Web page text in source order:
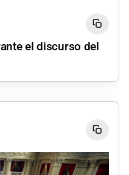
el discurso del